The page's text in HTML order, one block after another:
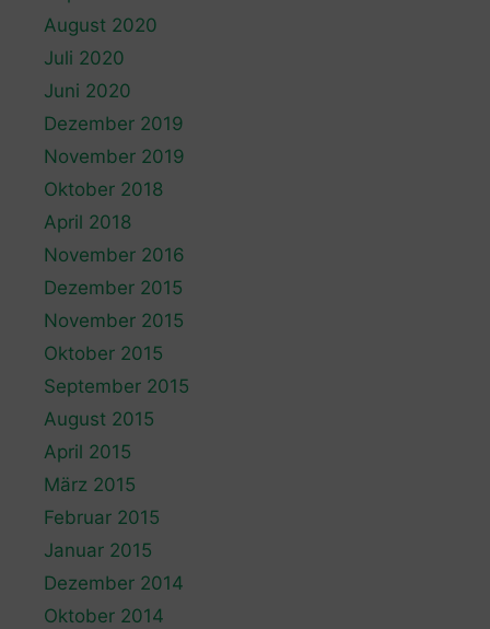
August 2020
Juli 2020
Juni 2020
Dezember 2019
November 2019
Oktober 2018
April 2018
November 2016
Dezember 2015
November 2015
Oktober 2015
September 2015
August 2015
April 2015
März 2015
Februar 2015
Januar 2015
Dezember 2014
Oktober 2014